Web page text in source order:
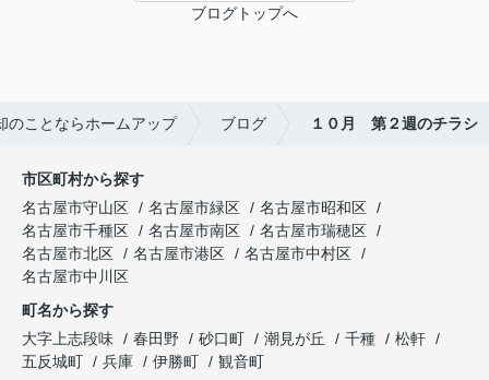
ブログトップへ
のことならホームアップ ブログ １０月 第２週のチラシ
市区町村から探す
名古屋市守山区
名古屋市緑区
名古屋市昭和区
名古屋市千種区
名古屋市南区
名古屋市瑞穂区
名古屋市北区
名古屋市港区
名古屋市中村区
名古屋市中川区
町名から探す
大字上志段味
春田野 砂口町 潮見が丘 千種
松軒
五反城町
兵庫 伊勝町
観音町